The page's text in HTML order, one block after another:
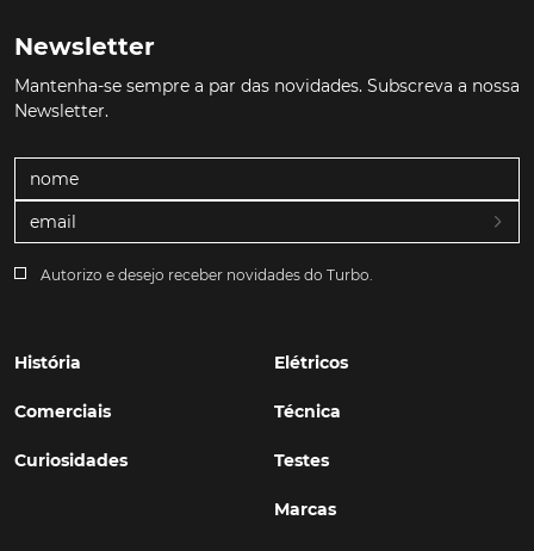
Newsletter
Mantenha-se sempre a par das novidades. Subscreva a nossa
Newsletter.
Autorizo e desejo receber novidades do Turbo.
História
Comerciais
Curiosidades
Elétricos
Técnica
Testes
Marcas